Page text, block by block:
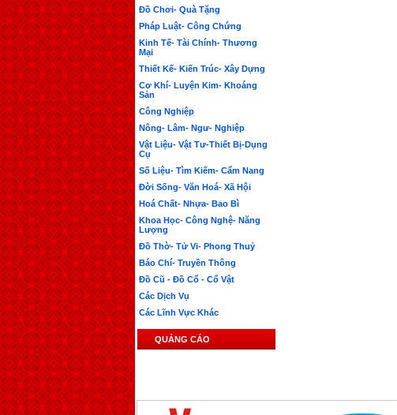
Đồ Chơi- Quà Tặng
Pháp Luật- Công Chứng
Kinh Tế- Tài Chính- Thương
Mại
Thiết Kế- Kiến Trúc- Xây Dựng
Cơ Khí- Luyện Kim- Khoáng
Sản
Công Nghiệp
Nông- Lâm- Ngư- Nghiệp
Vật Liệu- Vật Tư-Thiết Bị-Dụng
Cụ
Số Liệu- Tìm Kiếm- Cẩm Nang
Đời Sống- Văn Hoá- Xã Hội
Hoá Chất- Nhựa- Bao Bì
Khoa Học- Công Nghệ- Năng
Lượng
Đồ Thờ- Tử Vi- Phong Thuỷ
Báo Chí- Truyền Thông
Đồ Cũ - Đồ Cổ - Cổ Vật
Các Dịch Vụ
Các Lĩnh Vực Khác
QUẢNG CÁO